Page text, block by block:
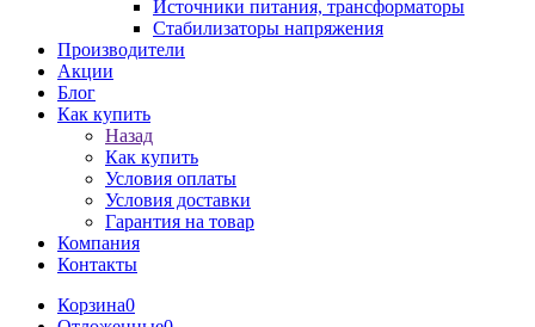
Источники питания, трансформаторы
Стабилизаторы напряжения
Производители
Акции
Блог
Как купить
Назад
Как купить
Условия оплаты
Условия доставки
Гарантия на товар
Компания
Контакты
Корзина0